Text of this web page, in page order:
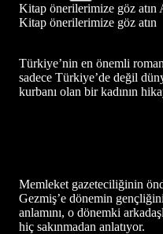
Kitap önerilerimize göz
Kitap önerilerimize göz atın
Türkiye’nin en önemli
sadece Türkiye’de değil
kurbanı olan bir kadının
Memleket gazeteciliğinin
Gezmiş’e dönemin
anlamını, o dönemki
hiç sakınmadan anlatıyor.